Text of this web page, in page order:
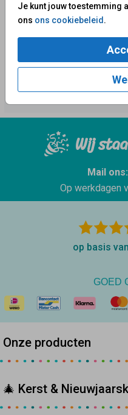
Je kunt jouw toestemming
ons ons cookiebeleid.
Wij
Mail ons:
Op werkdagen
op basis
GOED
Onze producten
🎄 Kerst &